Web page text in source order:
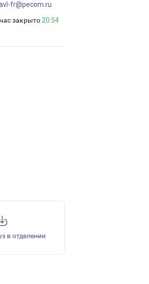
fr@pecom.ru
закрыто 20:54
в отделении